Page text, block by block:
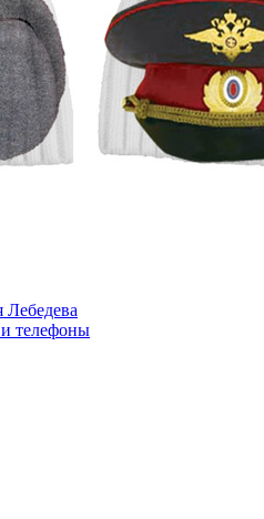
и телефоны